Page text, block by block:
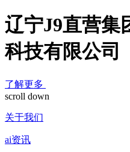
辽宁J9直营集
科技有限公司
了解更多
scroll down
关于我们
ai资讯